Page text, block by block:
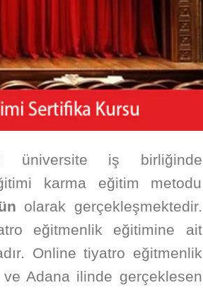
üniversite iş birliğinde
karma eğitim metodu
olarak gerçekleşmektedir.
eğitmenlik eğitimine ait
Online tiyatro eğitmenlik
Adana ilinde gerçeklesen